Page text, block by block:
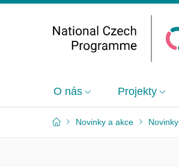
O nás Projekty
Novinky a akce Novinky